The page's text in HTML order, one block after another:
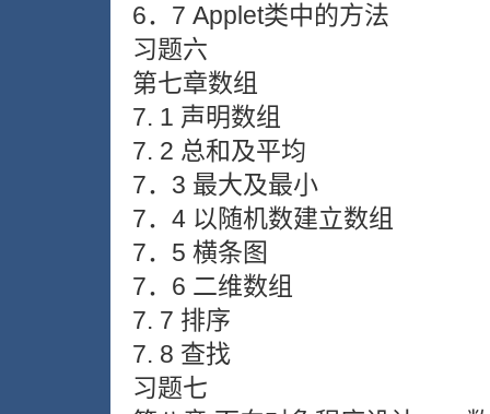
6．7 Applet类中的方法
习题六
第七章数组
7. 1 声明数组
7. 2 总和及平均
7．3 最大及最小
7．4 以随机数建立数组
7．5 横条图
7．6 二维数组
7. 7 排序
7. 8 查找
习题七